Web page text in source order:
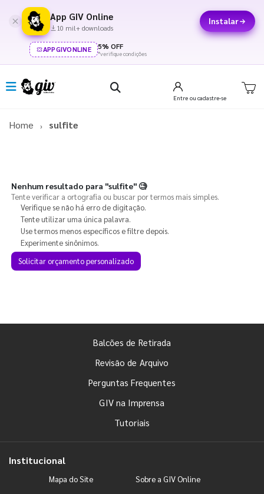
App GIV Online
10 mil+ downloads
Instalar
APPGIVONLINE 5% OFF
*verifique condições
Entre ou cadastre-se
Home sulfite
Nenhum resultado para "sulfite"🧐
Tente verificar a ortografia ou buscar por termos mais simples.
Verifique se não há erro de digitação.
Tente utilizar uma única palavra.
Use termos menos específicos e filtre depois.
Experimente sinônimos.
Solicitar orçamento personalizado
Balcões de Retirada
Revisão de Arquivo
Perguntas Frequentes
GIV na Imprensa
Tutoriais
Institucional
Mapa do Site Sobre a GIV Online